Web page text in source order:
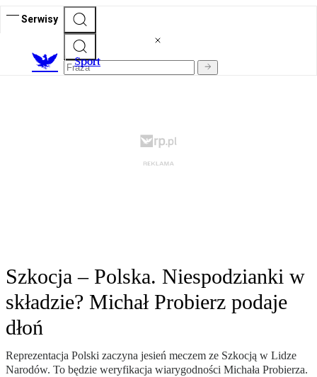
Serwisy
Sport
Szkocja – Polska. Niespodzianki w
składzie? Michał Probierz podaje
dłoń
Reprezentacja Polski zaczyna jesień meczem ze Szkocją w Lidze
Narodów. To będzie weryfikacja wiarygodności Michała Probierza.